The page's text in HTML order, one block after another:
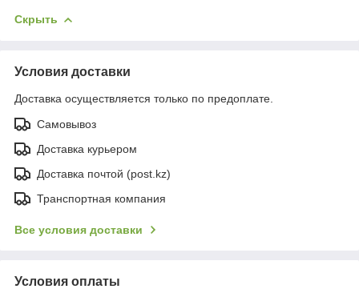
Скрыть
Условия доставки
Доставка осуществляется только по предоплате.
Самовывоз
Доставка курьером
Доставка почтой (post.kz)
Транспортная компания
Все условия доставки
Условия оплаты